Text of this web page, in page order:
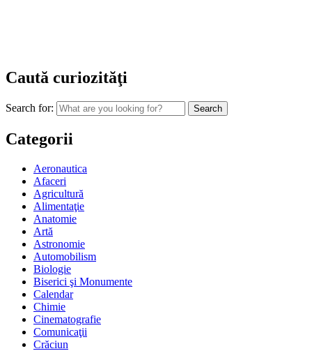
Caută curiozităţi
Search for:
Categorii
Aeronautica
Afaceri
Agricultură
Alimentaţie
Anatomie
Artă
Astronomie
Automobilism
Biologie
Biserici şi Monumente
Calendar
Chimie
Cinematografie
Comunicaţii
Crăciun